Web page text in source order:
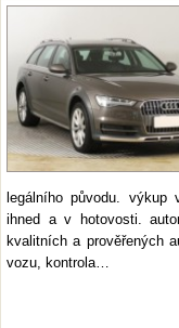
legálního původu.
ihned a v hotovosti.
kvalitních a prověřených
vozu, kontrola…